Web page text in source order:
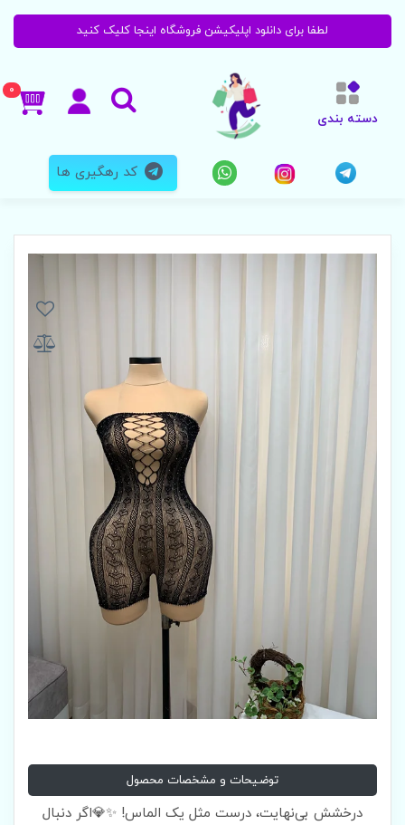
لطفا برای دانلود اپلیکیشن فروشگاه اینجا کلیک کنید
دسته بندی
0
کد رهگیری ها
توضیحات و مشخصات محصول
درخشش بی‌نهایت، درست مثل یک الماس! ✨💎اگر دنبال